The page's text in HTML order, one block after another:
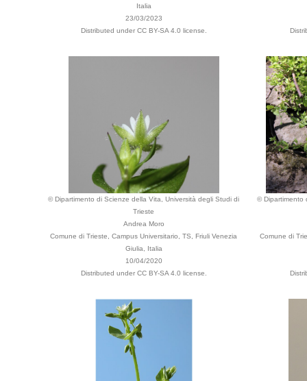
Italia
23/03/2023
Distributed under CC BY-SA 4.0 license.
© Dipartimento di Scienze della Vita, Università degli Studi di
Trieste
Andrea Moro
Comune di Trieste, Campus Universitario, TS, Friuli Venezia
Giulia, Italia
10/04/2020
Distributed under CC BY-SA 4.0 license.
© Dipartimento
Comune di